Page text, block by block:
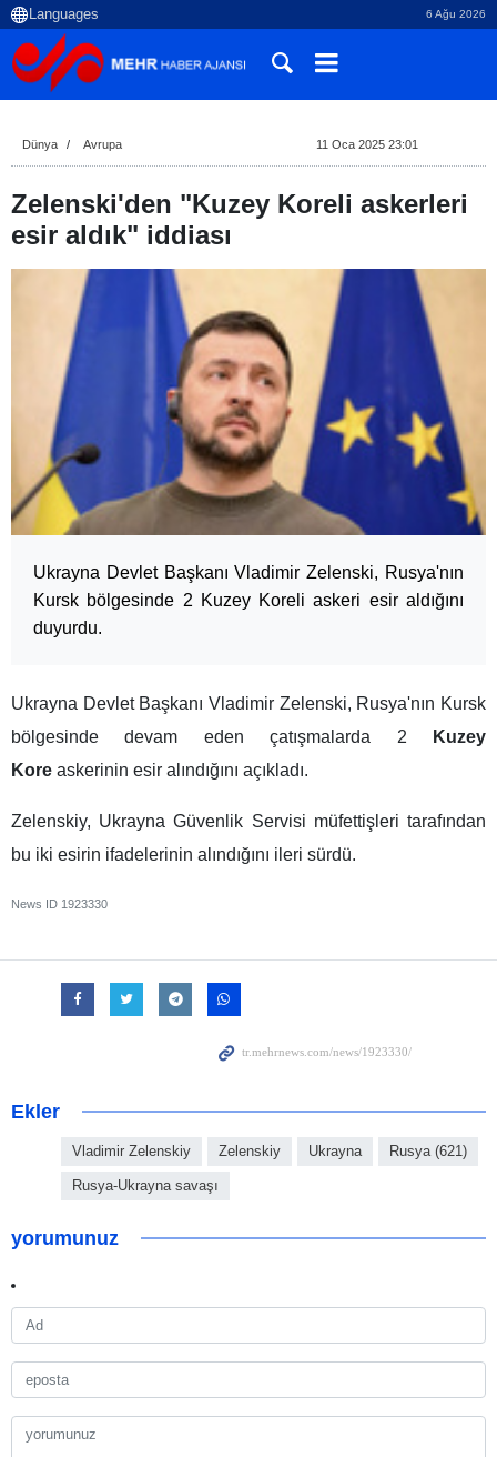
6 Ağu 2026
Dünya Avrupa 11 Oca 2025 23:01
Zelenski'den "Kuzey Koreli askerleri
esir aldık" iddiası
Ukrayna Devlet Başkanı Vladimir Zelenski, Rusya'nın
Kursk bölgesinde 2 Kuzey Koreli askeri esir aldığını
duyurdu.
Ukrayna Devlet Başkanı Vladimir Zelenski, Rusya'nın Kursk
bölgesinde devam eden çatışmalarda 2
Kuzey
Kore askerinin esir alındığını açıkladı.
Zelenskiy, Ukrayna Güvenlik Servisi müfettişleri tarafından
bu iki esirin ifadelerinin alındığını ileri sürdü.
News ID 1923330
Ekler
Vladimir Zelenskiy Zelenskiy Ukrayna Rusya (621)
Rusya-Ukrayna savaşı
yorumunuz